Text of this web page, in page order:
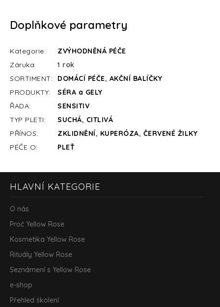
Doplňkové parametry
Kategorie:
ZVÝHODNĚNÁ PÉČE
Záruka:
1 rok
SORTIMENT: DOMÁCÍ PÉČE, AKČNÍ BALÍČKY
PRODUKTY:
SÉRA a GELY
ŘADA:
SENSITIV
TYP PLETI: SUCHÁ, CITLIVÁ
PŘÍNOS: ZKLIDNĚNÍ, KUPERÓZA, ČERVENÉ ŽILKY
PÉČE O: PLEŤ
HLAVNÍ KATEGORIE
O nás
Proč Yellow Rose
Kosmetika Yellow Rose
Rituály Yellow Rose
Seznámení s Yellow Rose
e-shop
Přehled školení